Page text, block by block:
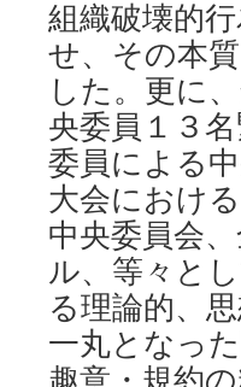
組織破壊的
せ、その本
した。更に
央委員１３
委員による
大会におけ
中央委員会
ル、等々と
る理論的、
一丸となっ
趣意・規約